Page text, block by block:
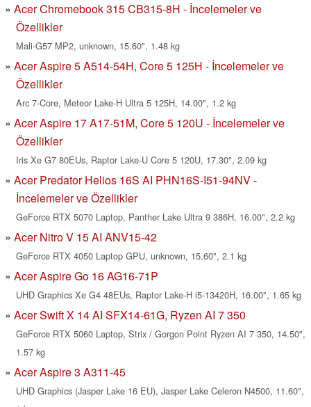
Acer Chromebook 315 CB315-8H - İncelemeler ve
Özellikler
Mali-G57 MP2, unknown, 15.60", 1.48 kg
Acer Aspire 5 A514-54H, Core 5 125H - İncelemeler ve
Özellikler
Arc 7-Core, Meteor Lake-H Ultra 5 125H, 14.00", 1.2 kg
Acer Aspire 17 A17-51M, Core 5 120U - İncelemeler ve
Özellikler
Iris Xe G7 80EUs, Raptor Lake-U Core 5 120U, 17.30", 2.09 kg
Acer Predator Helios 16S AI PHN16S-I51-94NV -
İncelemeler ve Özellikler
GeForce RTX 5070 Laptop, Panther Lake Ultra 9 386H, 16.00", 2.2 kg
Acer Nitro V 15 AI ANV15-42
GeForce RTX 4050 Laptop GPU, unknown, 15.60", 2.1 kg
Acer Aspire Go 16 AG16-71P
UHD Graphics Xe G4 48EUs, Raptor Lake-H i5-13420H, 16.00", 1.65 kg
Acer Swift X 14 AI SFX14-61G, Ryzen AI 7 350
GeForce RTX 5060 Laptop, Strix / Gorgon Point Ryzen AI 7 350, 14.50",
1.57 kg
Acer Aspire 3 A311-45
UHD Graphics (Jasper Lake 16 EU), Jasper Lake Celeron N4500, 11.60",